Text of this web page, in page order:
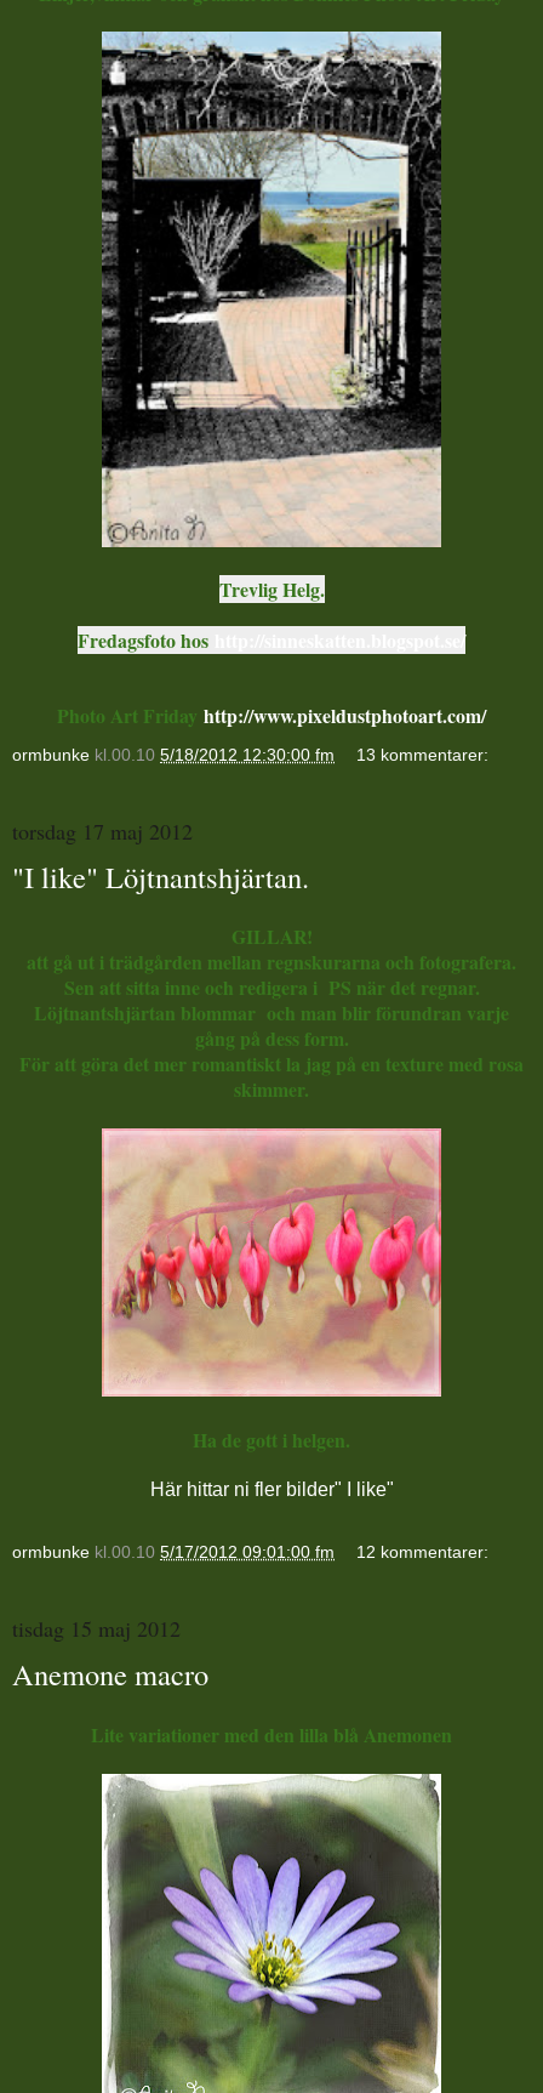
Trevlig Helg.
Fredagsfoto hos
Photo Art Friday http://www.pixeldustphotoart.com/
ormbunke kl.00.10 5/18/2012 12:30:00 fm 13 kommentarer:
torsdag 17 maj 2012
"I like" Löjtnantshjärtan.
GILLAR!
att gå ut i trädgården mellan regnskurarna och fotografera.
Sen att sitta inne och redigera i PS när det regnar.
Löjtnantshjärtan blommar och man blir förundran varje
gång på dess form.
För att göra det mer romantiskt la jag på en texture med rosa
skimmer.
Ha de gott i helgen.
Här hittar ni fler bilder" I like"
ormbunke kl.00.10 5/17/2012 09:01:00 fm 12 kommentarer:
tisdag 15 maj 2012
Anemone macro
Lite variationer med den lilla blå Anemonen